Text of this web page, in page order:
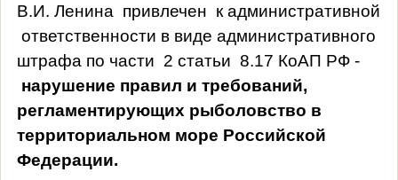
В.И. Ленина привлечен к административной
ответственности в виде административного
штрафа по части 2 статьи 8.17 КоАП РФ -
нарушение правил и требований,
регламентирующих рыболовство в
территориальном море Российской
Федерации.